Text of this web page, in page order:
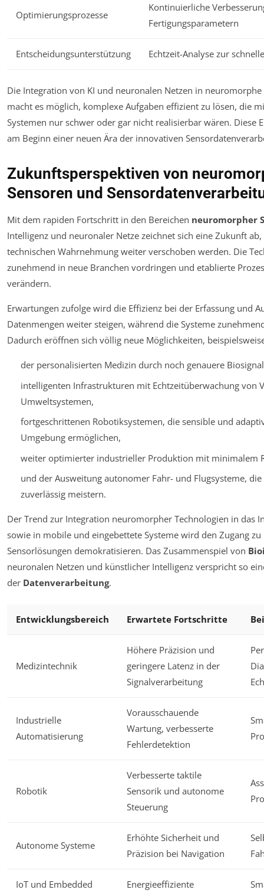
Optimierungsprozesse
Kontinuierliche
Fertigungsparametern
Entscheidungsunterstützung Echtzeit-Analyse zur
Die Integration von KI und neuronalen Netzen in
macht es möglich, komplexe Aufgaben effizient zu lösen, die
Systemen nur schwer oder gar nicht realisierbar wären. Diese
am Beginn einer neuen Ära der innovativen
Zukunftsperspektiven von
Sensoren und
Mit dem rapiden Fortschritt in den Bereichen neuromorpher
Intelligenz und neuronaler Netze zeichnet sich eine Zukunft
technischen Wahrnehmung weiter verschoben werden. Die
zunehmend in neue Branchen vordringen und etablierte
verändern.
Erwartungen zufolge wird die Effizienz bei der Erfassung und
Datenmengen weiter steigen, während die Systeme
Dadurch eröffnen sich völlig neue Möglichkeiten,
der personalisierten Medizin durch noch genauere
intelligenten Infrastrukturen mit Echtzeitüberwachung von
Umweltsystemen,
fortgeschrittenen Robotiksystemen, die sensible und
Umgebung ermöglichen,
weiter optimierter industrieller Produktion mit minimalem
und der Ausweitung autonomer Fahr- und Flugsysteme,
zuverlässig meistern.
Der Trend zur Integration neuromorpher Technologien in das
sowie in mobile und eingebettete Systeme wird den Zugang
Sensorlösungen demokratisieren. Das Zusammenspiel von
neuronalen Netzen und künstlicher Intelligenz verspricht so
der Datenverarbeitung.
Entwicklungsbereich Erwartete Fortschritte
Medizintechnik
Höhere Präzision und
geringere Latenz in der
Signalverarbeitung
Industrielle
Automatisierung
Vorausschauende
Wartung, verbesserte
Fehlerdetektion
Robotik
Verbesserte taktile
Sensorik und autonome
Steuerung
Autonome Systeme
Erhöhte Sicherheit und
Präzision bei Navigation
IoT und Embedded
Energieeffiziente